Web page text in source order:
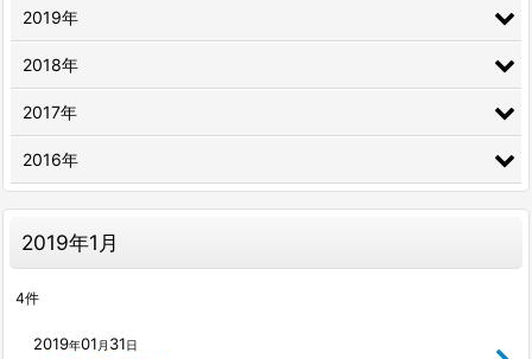
2019年1月
4件
2019年01 月 31日
2019年
2018年
2017年
2016年